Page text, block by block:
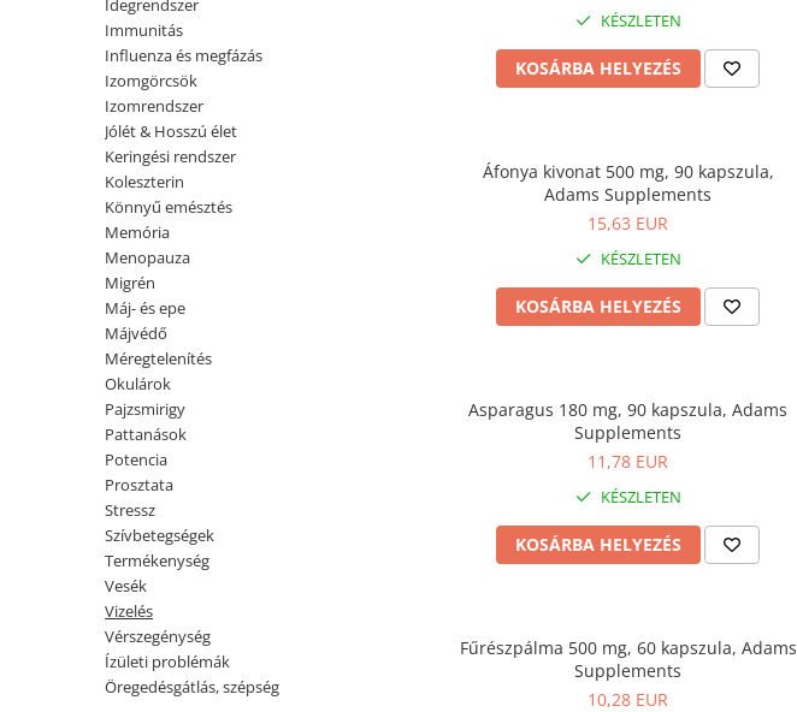
Kiegészítők
Sporttáskák
Fehérjeszeletek
Egyéb rudak
Jólét & Hosszú élet
Keringési rendszer
Koleszterin
Könnyű emésztés
Menopauza
Máj- és epe
Méregtelenítés
Pajzsmirigy
Pattanások
Szívbetegségek
Termékenység
Idegrendszer
Immunitás
Influenza és megfázás
Izomgörcsök
Izomrendszer
Jólét & Hosszú élet
Keringési rendszer
Koleszterin
Könnyű emésztés
Memória
Menopauza
Migrén
Máj- és epe
Májvédő
Méregtelenítés
Okulárok
Pajzsmirigy
Pattanások
Potencia
Prosztata
Stressz
Szívbetegségek
Termékenység
Vesék
Vizelés
Vérszegénység
Ízületi problémák
Öregedésgátlás, szépség
KÉSZLETEN
KOSÁRBA HELYEZÉS
Áfonya kivonat 500 mg, 90 kapszula,
Adams Supplements
15,63 EUR
KÉSZLETEN
KOSÁRBA HELYEZÉS
Asparagus 180 mg, 90 kapszula, Adams
Supplements
11,78 EUR
KÉSZLETEN
KOSÁRBA HELYEZÉS
Fűrészpálma 500 mg, 60 kapszula, Adams
Supplements
10,28 EUR